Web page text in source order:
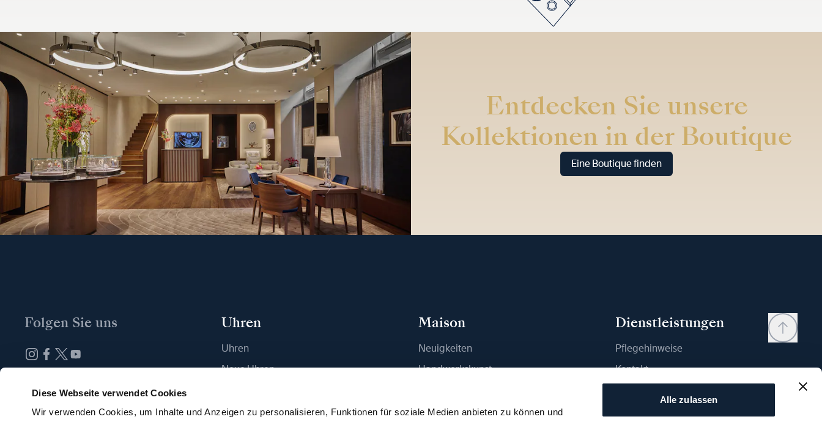
Diese Webseite verwendet Cookies
Wir verwenden Cookies, um Inhalte und Anzeigen zu personalisieren, Funktionen für soziale Medien anbieten zu können und
Alle zulassen
Entdecken Sie unsere
Kollektionen in der Boutique
Eine Boutique finden
Folgen Sie uns Uhren
Uhren
Neue Uhren
Maison
Neuigkeiten
Handwerkskunst
Nachhaltigkeit
Dienstleistungen
Pflegehinweise
Kontakt